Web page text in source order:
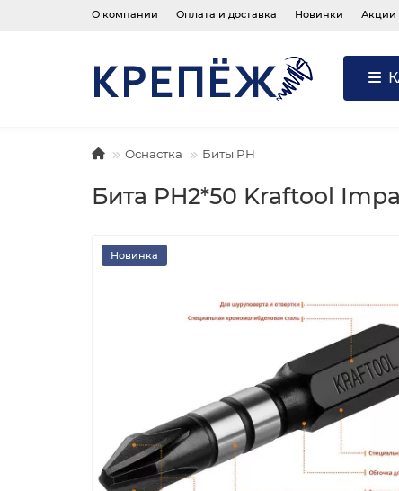
О компании Оплата и доставка Новинки Акции
Оснастка Биты PH
Бита PH2*50 Kraftool
Новинка